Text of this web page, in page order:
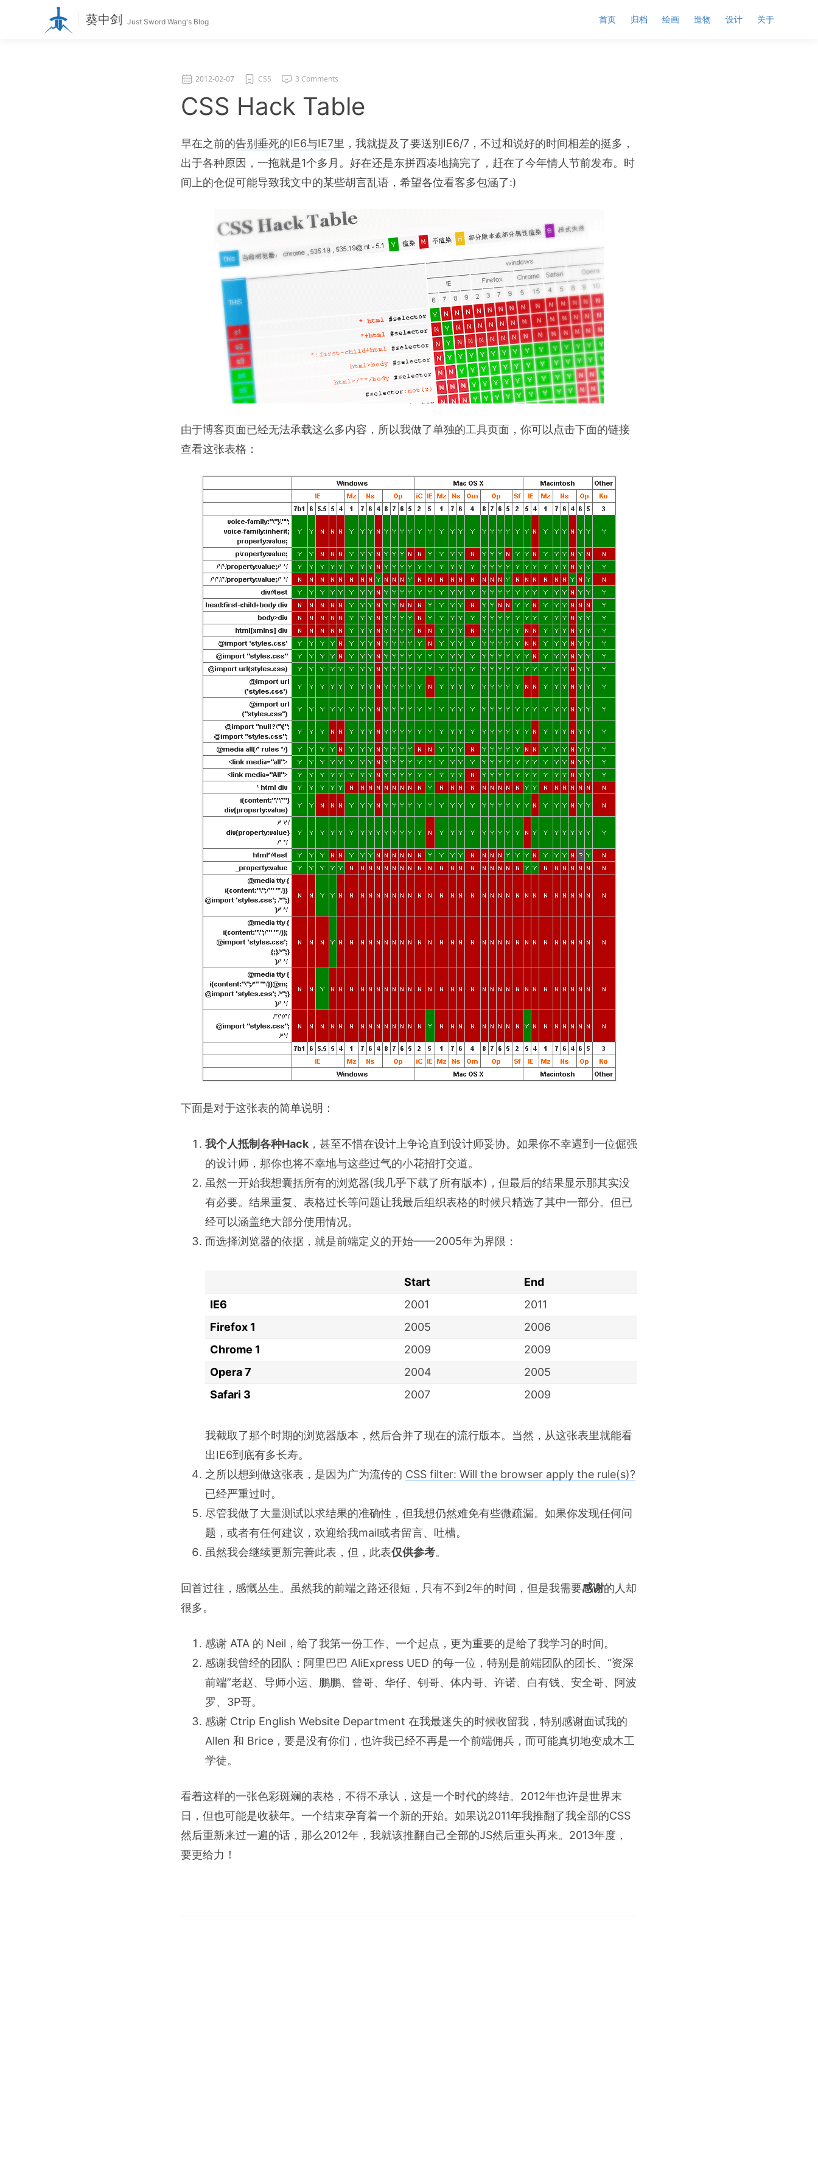
葵中剑 Just Sword Wang's Blog 首页 归档 绘画 造物 设计 关于
2012-02-07 CSS 3 Comments
CSS Hack Table
早在之前的告别垂死的IE6与IE7里，我就提及了要送别IE6/7，不过和说好的时间相差的挺多，
出于各种原因，一拖就是1个多月。好在还是东拼西凑地搞完了，赶在了今年情人节前发布。时
间上的仓促可能导致我文中的某些胡言乱语，希望各位看客多包涵了:)
由于博客页面已经无法承载这么多内容，所以我做了单独的工具页面，你可以点击下面的链接
查看这张表格：
下面是对于这张表的简单说明：
我个人抵制各种Hack ，甚至不惜在设计上争论直到设计师妥协。如果你不幸遇到一位倔强
的设计师，那你也将不幸地与这些过气的小花招打交道。
虽然一开始我想囊括所有的浏览器(我几乎下载了所有版本)，但最后的结果显示那其实没
有必要。结果重复、表格过长等问题让我最后组织表格的时候只精选了其中一部分。但已
经可以涵盖绝大部分使用情况。
而选择浏览器的依据，就是前端定义的开始——2005年为界限：
Start
End
IE6
2001
2011
Firefox 1
2005
2006
Chrome 1
2009
2009
Opera 7
2004
2005
Safari 3
2007 2009
我截取了那个时期的浏览器版本，然后合并了现在的流行版本。当然，从这张表里就能看
出IE6到底有多长寿。
之所以想到做这张表，是因为广为流传的 CSS filter: Will the browser apply the rule(s)?
已经严重过时。
尽管我做了大量测试以求结果的准确性，但我想仍然难免有些微疏漏。如果你发现任何问
题，或者有任何建议，欢迎给我mail或者留言、吐槽。
虽然我会继续更新完善此表，但，此表仅供参考。
回首过往，感慨丛生。虽然我的前端之路还很短，只有不到2年的时间，但是我需要感谢的人却
很多。
感谢 ATA 的 Neil，给了我第一份工作、一个起点，更为重要的是给了我学习的时间。
感谢我曾经的团队：阿里巴巴 AliExpress UED 的每一位，特别是前端团队的团长、“资深
前端”老赵、导师小运、鹏鹏、曾哥、华仔、钊哥、体内哥、许诺、白有钱、安全哥、阿波
罗、3P哥。
感谢 Ctrip English Website Department 在我最迷失的时候收留我，特别感谢面试我的
Allen 和 Brice，要是没有你们，也许我已经不再是一个前端佣兵，而可能真切地变成木工
学徒。
看着这样的一张色彩斑斓的表格，不得不承认，这是一个时代的终结。2012年也许是世界末
日，但也可能是收获年。一个结束孕育着一个新的开始。如果说2011年我推翻了我全部的CSS
然后重新来过一遍的话，那么2012年，我就该推翻自己全部的JS然后重头再来。2013年度，
要更给力！